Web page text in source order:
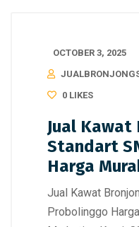
OCTOBER 3, 2025
0 LIKES
Jual Kawat
Standart
Harga
Jual Kawat
Probolinggo